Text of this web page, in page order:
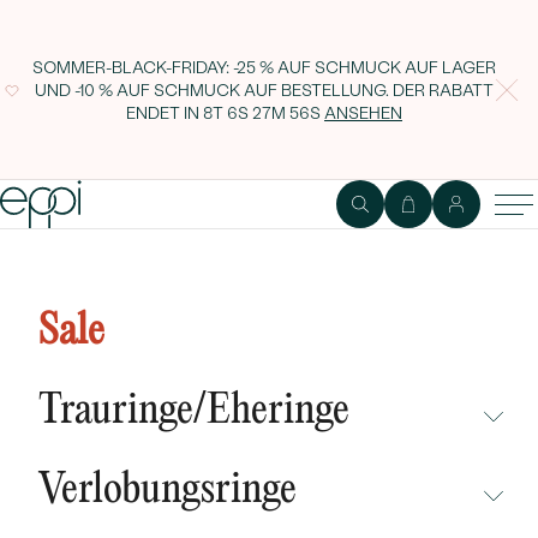
SOMMER-BLACK-FRIDAY: -25 % AUF SCHMUCK AUF LAGER
UND -10 % AUF SCHMUCK AUF BESTELLUNG. DER RABATT
ENDET IN 8T 6S 27M 55S ANSEHEN
Sale
Trauringe/Eheringe
NEUHEITEN
Verlobungsringe
Diamanten Diame